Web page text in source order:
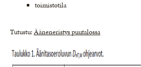
toimistotila
Tutustu:Ääneneristys puutalossa